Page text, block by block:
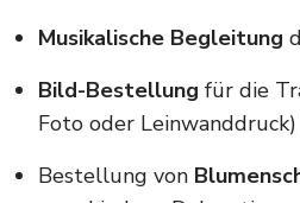
Musikalische Begleitung
Bild-Bestellung für die
Foto oder
Bestellung von